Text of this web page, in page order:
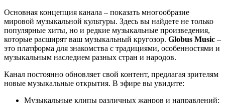
Основная концепция канала – показать многообразие
мировой музыкальной культуры. Здесь вы найдете не только
популярные хиты, но и редкие музыкальные произведения,
которые расширят ваш музыкальный кругозор. Globus Music –
это платформа для знакомства с традициями, особенностями и
музыкальным наследием разных стран и народов.
Канал постоянно обновляет свой контент, предлагая зрителям
новые музыкальные открытия. В эфире вы увидите:
Музыкальные клипы различных жанров и направлений;